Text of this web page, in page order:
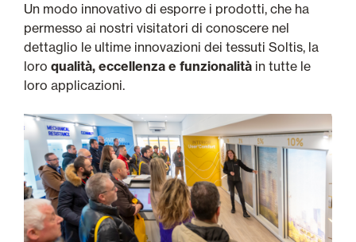
Un modo innovativo di esporre i prodotti, che ha
permesso ai nostri visitatori di conoscere nel
dettaglio le ultime innovazioni dei tessuti Soltis, la
loro qualità, eccellenza e funzionalità in tutte le
loro applicazioni.